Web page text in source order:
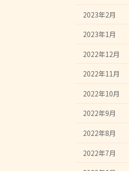
2023年2月
2023年1月
2022年12月
2022年11月
2022年10月
2022年9月
2022年8月
2022年7月